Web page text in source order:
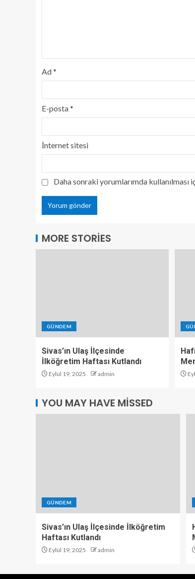
Ad*
E-posta*
İnternet sitesi
Daha sonraki yorumlarımda kullanılması
MORE STORIES
GÜNDEM
Sivas’ın Ulaş İlçesinde
İlköğretim Haftası Kutlandı
Eylül 19, 2025 admin
YOU MAY HAVE MISSED
GÜNDEM
Sivas’ın Ulaş İlçesinde İlköğretim
Haftası Kutlandı
Eylül 19, 2025 admin